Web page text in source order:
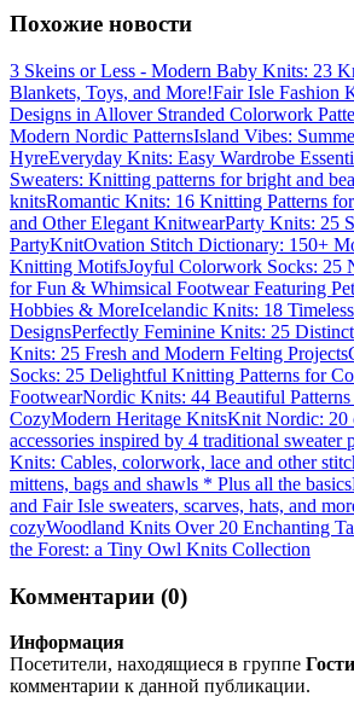
Похожие новости
3 Skeins or Less - Modern Baby Knits: 23
Blankets, Toys, and More!Fair Isle Fashion
Designs in Allover Stranded Colorwork
Modern Nordic PatternsIsland Vibes:
HyreEveryday Knits: Easy Wardrobe
Sweaters: Knitting patterns for bright and
knitsRomantic Knits: 16 Knitting Patterns
and Other Elegant KnitwearParty Knits: 25
PartyKnitOvation Stitch Dictionary: 150+
Knitting MotifsJoyful Colorwork Socks: 25
for Fun & Whimsical Footwear Featuring
Hobbies & MoreIcelandic Knits: 18
DesignsPerfectly Feminine Knits: 25
Knits: 25 Fresh and Modern Felting Projects
Socks: 25 Delightful Knitting Patterns for
FootwearNordic Knits: 44 Beautiful
CozyModern Heritage KnitsKnit Nordic: 20
accessories inspired by 4 traditional sweater
Knits: Cables, colorwork, lace and other
mittens, bags and shawls * Plus all the basics
and Fair Isle sweaters, scarves, hats, and
cozyWoodland Knits Over 20 Enchanting
the Forest: a Tiny Owl Knits Collection
Комментарии (0)
Информация
Посетители, находящиеся в группе Гости
комментарии к данной публикации.